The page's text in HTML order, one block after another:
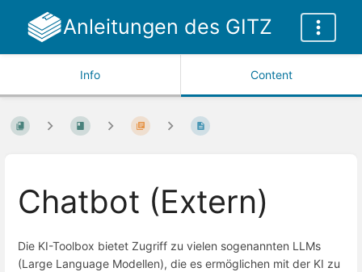
Anleitungen des GITZ
Info Content
Chatbot (Extern)
Die KI-Toolbox bietet Zugriff zu vielen sogenannten LLMs
(Large Language Modellen), die es ermöglichen mit der KI zu